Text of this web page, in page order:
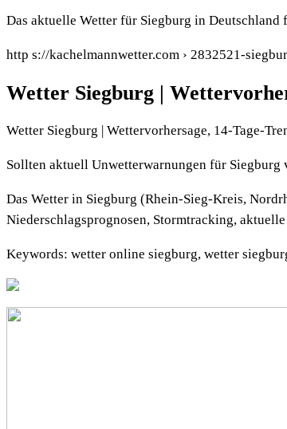
Das aktuelle Wetter für Siegburg in Deutschland
http s://kachelmannwetter.com › 2832521-
Wetter Siegburg |
Wetter Siegburg | Wettervorhersage, 14-Tage-
Sollten aktuell Unwetterwarnungen für Siegburg
Das Wetter in Siegburg (Rhein-Sieg-Kreis,
Niederschlagsprognosen, Stormtracking,
Keywords: wetter online siegburg, wetter